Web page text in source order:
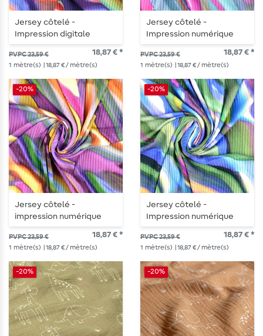
Jersey côtelé -
Impression digitale
vagues bleu multicolore
PVPC 23,59 € 18,87 € *
1 mètre(s) | 18,87 € / mètre(s)
Jersey côtelé -
Impression numérique
vagues rose multicolore
PVPC 23,59 € 18,87 € *
1 mètre(s) | 18,87 € / mètre(s)
-20%
Jersey côtelé -
impression numérique
vagues jaune multicolore
PVPC 23,59 € 18,87 € *
1 mètre(s) | 18,87 € / mètre(s)
-20%
Jersey côtelé -
Impression numérique
vagues vert multicolore
PVPC 23,59 € 18,87 € *
1 mètre(s) | 18,87 € / mètre(s)
-20% -20%